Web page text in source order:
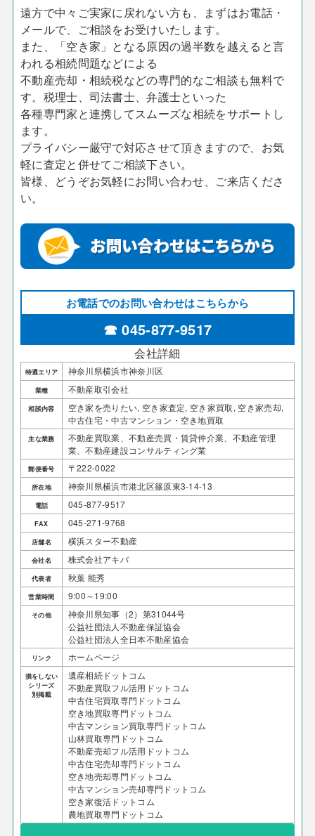
遠方で中々ご実家に戻れない方も、まずはお電話・
メールで、ご相談をお受けいたします。
また、「空き家」となる原因の過半数を越えると言
われる相続問題などによる
不動産売却・相続税などの専門的なご相談も無料で
す。税理士、司法書士、弁護士といった
各種専門家と連携してスムーズな相続をサポートし
ます。
プライバシー厳守で対応させて頂きますので、お気
軽に査定と併せてご相談下さい。
皆様、どうぞお気軽にお問い合わせ、ご来店くださ
い。
お電話でのお問い合わせはこちらから
☎ 045-877-9517
会社詳細
特選エリア 神奈川県横浜市神奈川区
業種 不動産取引会社
相談内容
空き家を売りたい, 空き家査定, 空き家買取, 空き家売却,
中古住宅・中古マンション・空き地買取
主な業務
不動産買取業、不動産売買・賃貸仲介業、不動産管理
業、不動産建設コンサルティング業
郵便番号 〒222-0022
所在地 神奈川県横浜市港北区篠原東3-14-13
電話 045-877-9517
FAX 045-271-9768
店舗名 横浜スター不動産
会社名 株式会社アキバ
代表者 秋葉 能秀
営業時間 9:00～19:00
その他
神奈川県知事（2）第31044号
公益社団法人不動産保証協会
公益社団法人全日本不動産協会
リンク ホームページ
損をしない
シリーズ
別掲載
遺産相続ドットコム
不動産買取フル活用ドットコム
中古住宅買取専門ドットコム
空き地買取専門ドットコム
中古マンション買取専門ドットコム
山林買取専門ドットコム
不動産売却フル活用ドットコム
中古住宅売却専門ドットコム
空き地売却専門ドットコム
中古マンション売却専門ドットコム
空き家復活ドットコム
農地買取専門ドットコム